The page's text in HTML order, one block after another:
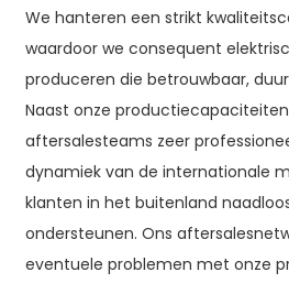
We hanteren een strikt
waardoor we consequent
produceren die betrouwbaar,
Naast onze
aftersalesteams zeer
dynamiek van de internationale
klanten in het buitenland
ondersteunen. Ons
eventuele problemen met onze